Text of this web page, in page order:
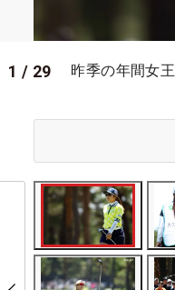
1 / 29 昨季の年間女